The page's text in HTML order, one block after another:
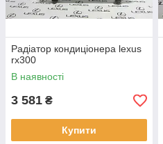
Радіатор кондиціонера lexus
rx300
В наявності
3 581 ₴
Купити